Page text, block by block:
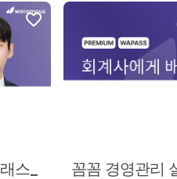
스_
꼼꼼 경영관리